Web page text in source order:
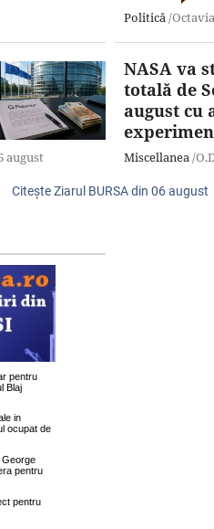
Politică /
august
NASA va
totală de
august cu
Miscellanea /
Citeşte Ziarul BURSA din 06 august